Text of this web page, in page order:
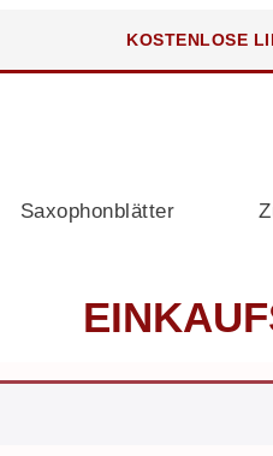
KOSTENLOSE
Saxophonblätter